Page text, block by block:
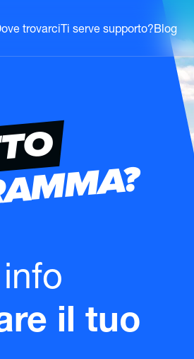
trovarci Ti serve supporto?Blog
il tuo